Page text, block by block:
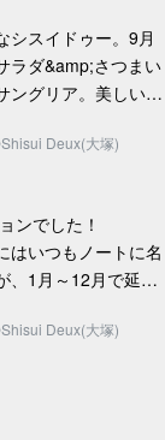
シスイドゥー。9月
ラダ&amp;さつまい
ングリア。美しいう
Deux(大塚)
ンでした！
はいつもノートに名
、1月～12月で延べ
！毎月のように通
Deux(大塚)